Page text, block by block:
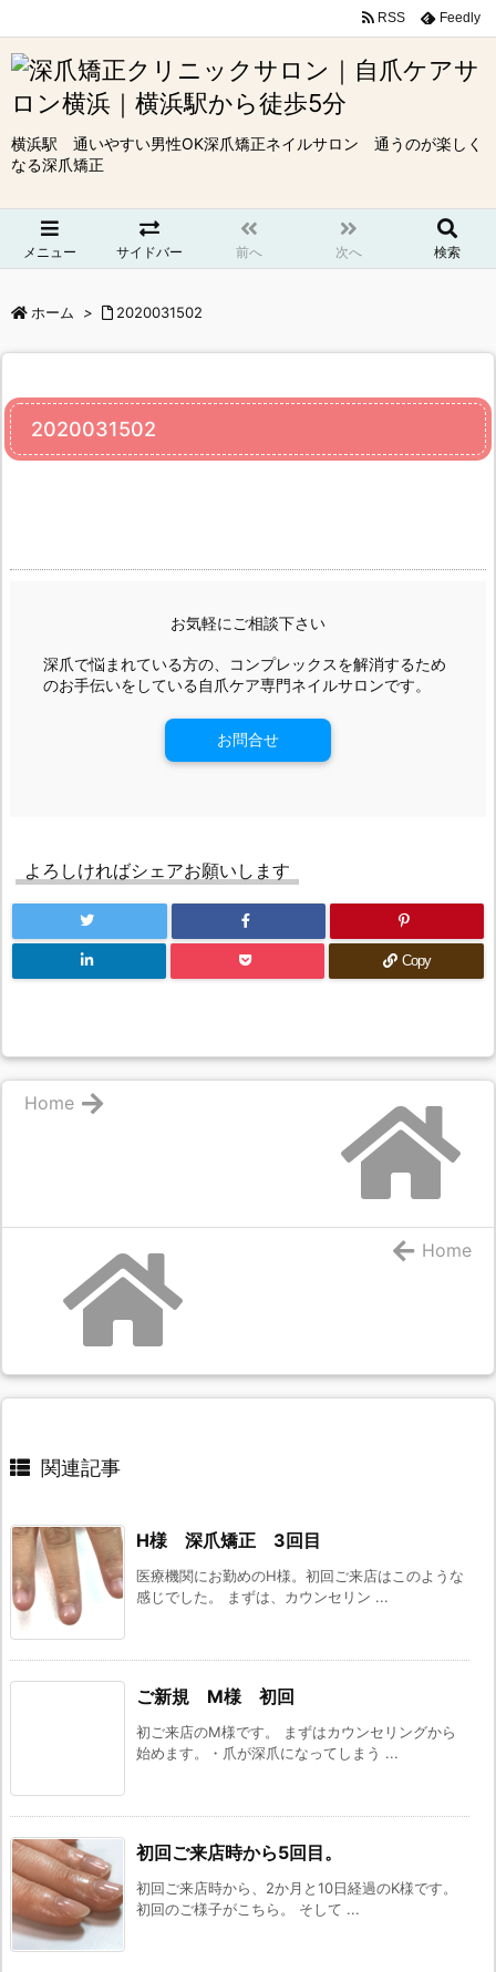
横浜駅 通いやすい男性OK深爪矯正ネイルサロン 通うのが楽しく
なる深爪矯正
メニュー サイドバー 前へ 次へ 検索
RSS Feedly
ホーム > 2020031502
2020031502
お気軽にご相談下さい
深爪で悩まれている方の、コンプレックスを解消するため
のお手伝いをしている自爪ケア専門ネイルサロンです。
お問合せ
よろしければシェアお願いします
Copy
Home
Home
関連記事
H様 深爪矯正 3回目
医療機関にお勤めのH様。初回ご来店はこのような
感じでした。 まずは、カウンセリン ...
ご新規 M様 初回
初ご来店のM様です。 まずはカウンセリングから
始めます。・爪が深爪になってしまう ...
初回ご来店時から5回目。
初回ご来店時から、2か月と10日経過のK様です。
初回のご様子がこちら。 そして ...